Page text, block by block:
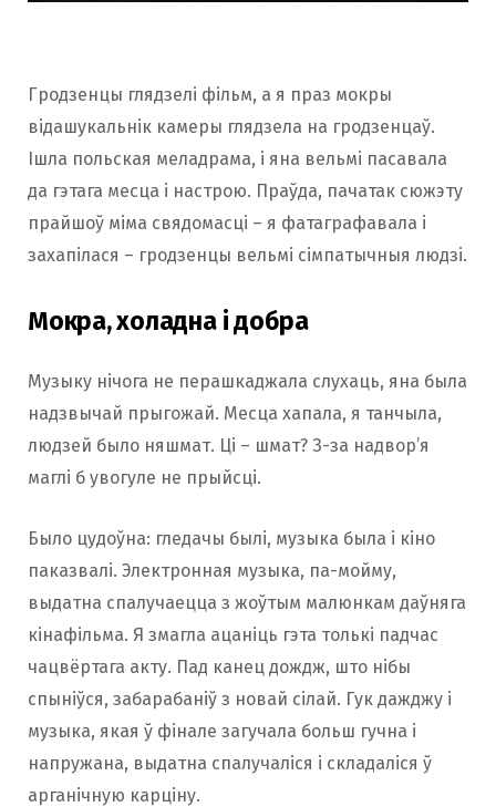
Гродзенцы глядзелі фільм, а я праз мокры
відашукальнік камеры глядзела на гродзенцаў.
Ішла польская меладрама, і яна вельмі пасавала
да гэтага месца і настрою. Праўда, пачатак сюжэту
прайшоў міма свядомасці – я фатаграфавала і
захапілася – гродзенцы вельмі сімпатычныя людзі.
Мокра, холадна і добра
Музыку нічога не перашкаджала слухаць, яна была
надзвычай прыгожай. Месца хапала, я танчыла,
людзей было няшмат. Ці – шмат? З-за надвор’я
маглі б увогуле не прыйсці.
Было цудоўна: гледачы былі, музыка была і кіно
паказвалі. Электронная музыка, па-мойму,
выдатна спалучаецца з жоўтым малюнкам даўняга
кінафільма. Я змагла ацаніць гэта толькі падчас
чацвёртага акту. Пад канец дождж, што нібы
спыніўся, забарабаніў з новай сілай. Гук дажджу і
музыка, якая ў фінале загучала больш гучна і
напружана, выдатна спалучаліся і складаліся ў
арганічную карціну.